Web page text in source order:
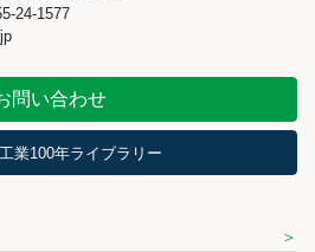
24-1577
問い合わせ
業100年ライブラリー